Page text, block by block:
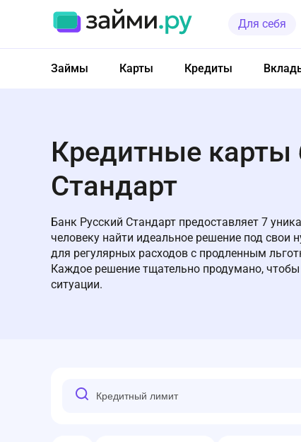
Для себя
Займы Карты Кредиты
Кредитные карты
Стандарт
Банк Русский Стандарт предоставляет 7
человеку найти идеальное решение под
для регулярных расходов с продленным
Каждое решение тщательно продумано,
ситуации.